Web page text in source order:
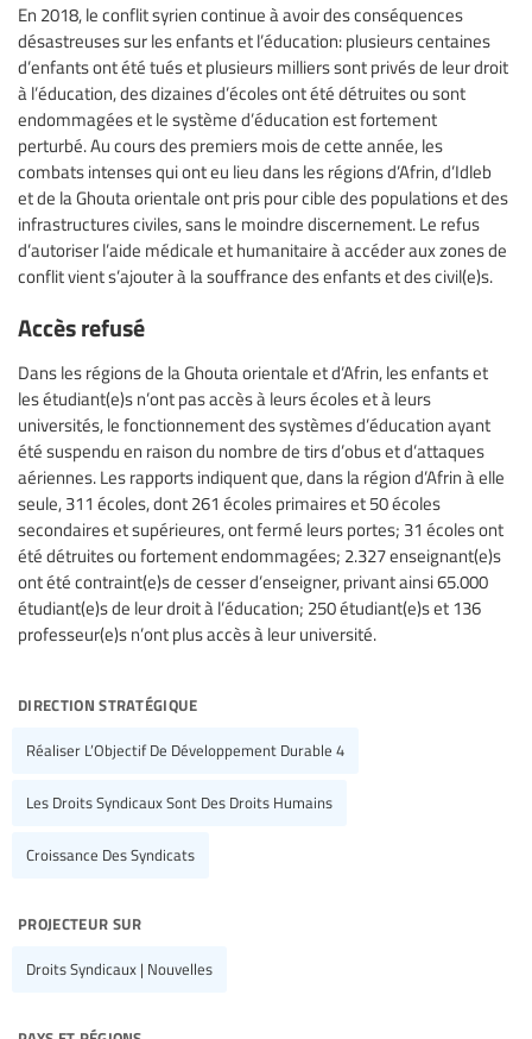
En 2018, le conflit syrien continue à avoir des conséquences
désastreuses sur les enfants et l’éducation: plusieurs centaines
d’enfants ont été tués et plusieurs milliers sont privés de leur droit
à l’éducation, des dizaines d’écoles ont été détruites ou sont
endommagées et le système d’éducation est fortement
perturbé. Au cours des premiers mois de cette année, les
combats intenses qui ont eu lieu dans les régions d’Afrin, d’Idleb
et de la Ghouta orientale ont pris pour cible des populations et des
infrastructures civiles, sans le moindre discernement. Le refus
d’autoriser l’aide médicale et humanitaire à accéder aux zones de
conflit vient s’ajouter à la souffrance des enfants et des civil(e)s.
Accès refusé
Dans les régions de la Ghouta orientale et d’Afrin, les enfants et
les étudiant(e)s n’ont pas accès à leurs écoles et à leurs
universités, le fonctionnement des systèmes d’éducation ayant
été suspendu en raison du nombre de tirs d’obus et d’attaques
aériennes. Les rapports indiquent que, dans la région d’Afrin à elle
seule, 311 écoles, dont 261 écoles primaires et 50 écoles
secondaires et supérieures, ont fermé leurs portes; 31 écoles ont
été détruites ou fortement endommagées; 2.327 enseignant(e)s
ont été contraint(e)s de cesser d’enseigner, privant ainsi 65.000
étudiant(e)s de leur droit à l’éducation; 250 étudiant(e)s et 136
professeur(e)s n’ont plus accès à leur université.
direction stratégique
Réaliser L’Objectif De Développement Durable 4
Les Droits Syndicaux Sont Des Droits Humains
Croissance Des Syndicats
projecteur sur
Droits Syndicaux | Nouvelles